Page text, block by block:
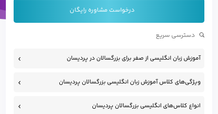
درخواست مشاوره رایگان
آموزش زبان انگلیسی از صفر برای بزرگسالان در پردیسان
ویژگی‌های کلاس آموزش زبان انگلیسی بزرگسالان پردیسان
انواع کلاس‌های انگلیسی بزرگسالان پردیسان